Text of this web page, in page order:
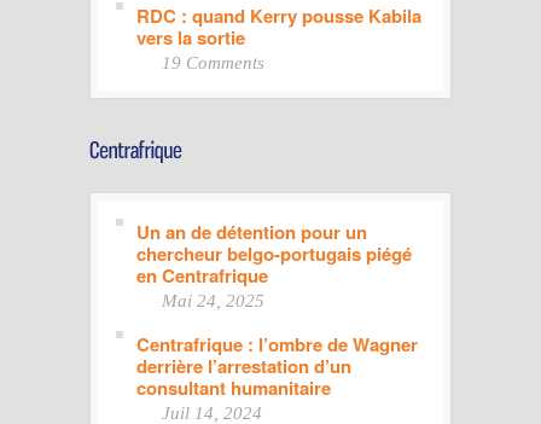
RDC : quand Kerry pousse Kabila
vers la sortie
19 Comments
Un an de détention pour un
chercheur belgo-portugais piégé
en Centrafrique
Mai 24, 2025
Centrafrique : l’ombre de Wagner
derrière l’arrestation d’un
consultant humanitaire
Juil 14, 2024